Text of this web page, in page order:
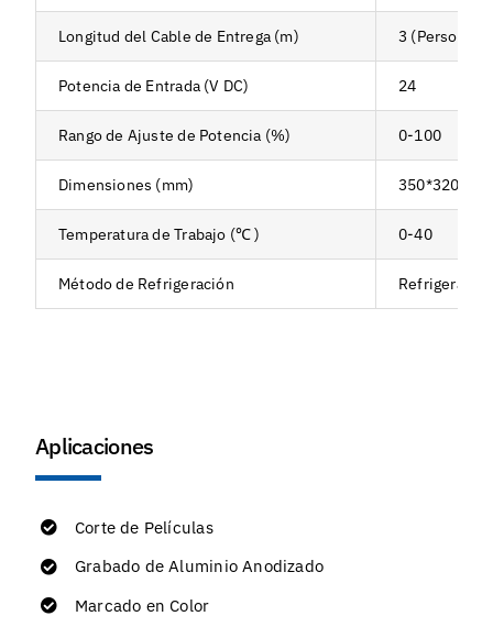
Longitud del Cable de Entrega (m) 3
Potencia de Entrada (V DC) 24
Rango de Ajuste de Potencia (%) 0-100
Dimensiones (mm) 350*320*120
Temperatura de Trabajo (℃ ) 0-40
Método de Refrigeración
Aplicaciones
Corte de Películas
Grabado de Aluminio Anodizado
Marcado en Color